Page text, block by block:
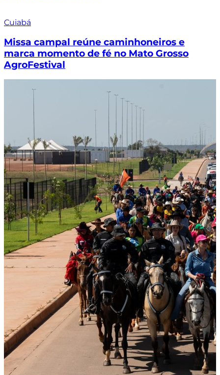
Cuiabá
Missa campal reúne caminhoneiros e
marca momento de fé no Mato Grosso
AgroFestival